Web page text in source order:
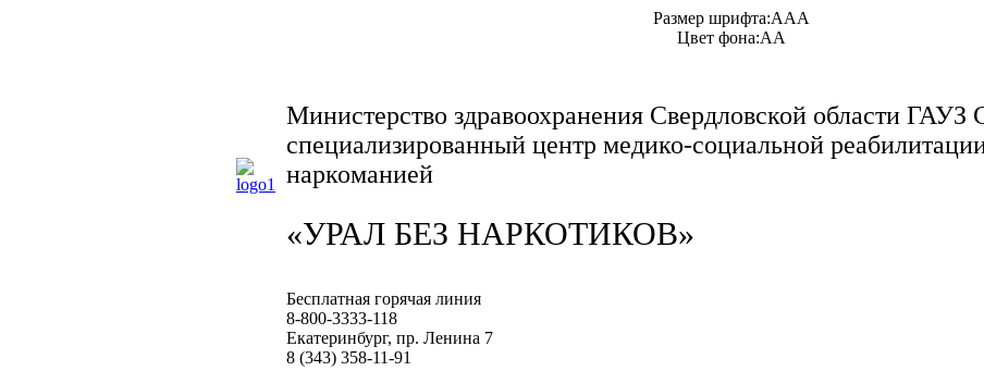
Размер шрифта:AAA
Цвет фона:AA
Министерство здравоохранения Свердловской области
специализированный центр медико-социальной
наркоманией
«УРАЛ БЕЗ НАРКОТИКОВ»
Бесплатная горячая линия
8-800-3333-118
Екатеринбург, пр. Ленина 7
8 (343) 358-11-91